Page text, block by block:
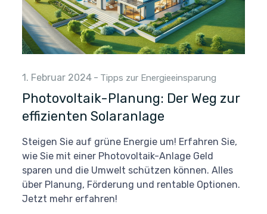
1. Februar 2024 - Tipps zur Energieeinsparung
Photovoltaik-Planung: Der Weg zur
effizienten Solaranlage
Steigen Sie auf grüne Energie um! Erfahren Sie,
wie Sie mit einer Photovoltaik-Anlage Geld
sparen und die Umwelt schützen können. Alles
über Planung, Förderung und rentable Optionen.
Jetzt mehr erfahren!